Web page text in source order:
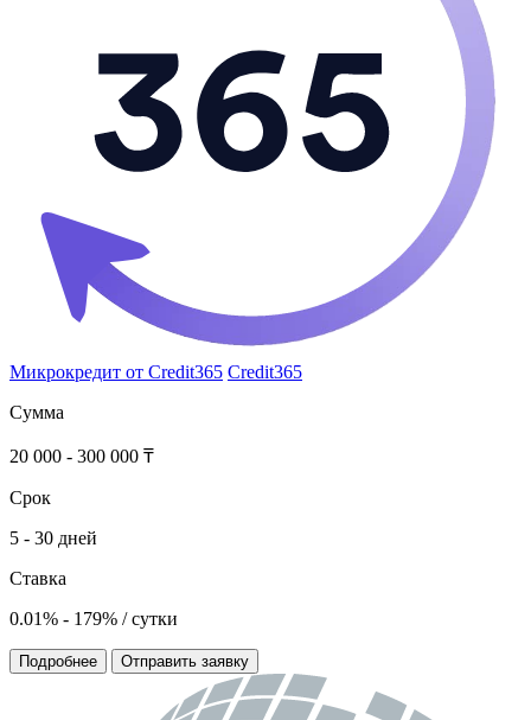
Микрокредит от Credit365 Credit365
Сумма
20 000 - 300 000 ₸
Срок
5 - 30 дней
Ставка
0.01% - 179% / сутки
Подробнее Отправить заявку